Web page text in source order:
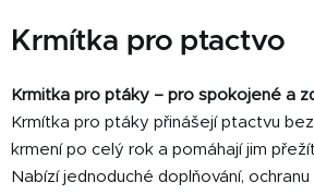
Krmítka pro ptactvo
Krmitka pro ptáky – pro spokojené a
Krmítka pro ptáky přinášejí ptactvu
krmení po celý rok a pomáhají jim
Nabízí jednoduché doplňování,